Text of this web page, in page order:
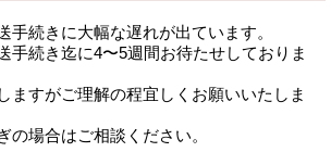
手続きに大幅な遅れが出ています。
手続き迄に4〜5週間お待たせしておりま
ますがご理解の程宜しくお願いいたしま
の場合はご相談ください。